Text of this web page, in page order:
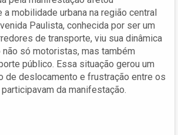
mobilidade urbana na região central
Paulista, conhecida por ser um
de transporte, viu sua dinâmica
não só motoristas, mas também
público. Essa situação gerou um
de deslocamento e frustração entre os
da manifestação.